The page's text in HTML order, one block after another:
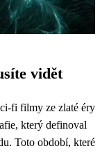
vidět
fi filmy ze zlaté éry
který definoval
Toto období, které